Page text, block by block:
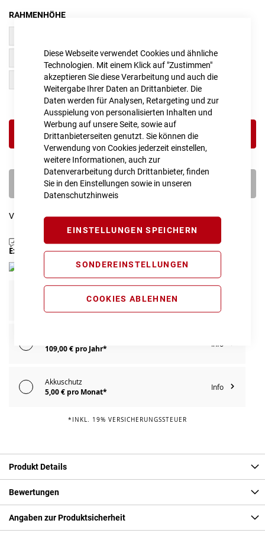
Diese Webseite verwendet Cookies und ähnliche
Technologien. Mit einem Klick auf "Zustimmen"
akzeptieren Sie diese Verarbeitung und auch die
Weitergabe Ihrer Daten an Drittanbieter. Die
Daten werden für Analysen, Retargeting und zur
Ausspielung von personalisierten Inhalten und
Werbung auf unsere Seite, sowie auf
Drittanbieterseiten genutzt. Sie können die
Verwendung von Cookies jederzeit einstellen,
weitere Informationen, auch zur
Datenverarbeitung durch Drittanbieter, finden
Sie in den Einstellungen sowie in unseren
Datenschutzhinweis
EINSTELLUNGEN SPEICHERN
SONDEREINSTELLUNGEN
COOKIES ABLEHNEN
RAHMENHÖHE
XXL XL
S
IN DEN WARENKORB
PROBEFAHRT VEREINBAREN
Vergleichsliste: hinzufügen |ansehen
Produktanfrage stellen
Extra Schutz? Jetzt Tarife entdecken!
E-Bike Komplettschutz
109,00 € pro Jahr*
Info
Akkuschutz
5,00 € pro Monat*
Info
*INKL. 19% VERSICHERUNGSSTEUER
Produkt Details
Bewertungen
Angaben zur Produktsicherheit